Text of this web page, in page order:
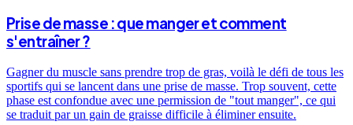
Prise de masse : que manger et comment
s'entraîner ?
Gagner du muscle sans prendre trop de gras, voilà le défi de tous les
sportifs qui se lancent dans une prise de masse. Trop souvent, cette
phase est confondue avec une permission de "tout manger", ce qui
se traduit par un gain de graisse difficile à éliminer ensuite.